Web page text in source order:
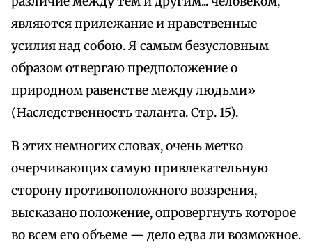
являются прилежание и нравственные
усилия над собою. Я самым безусловным
образом отвергаю предположение о
природном равенстве между людьми»
(Наследственность таланта. Стр. 15).
В этих немногих словах, очень метко
очерчивающих самую привлекательную
сторону противоположного воззрения,
высказано положение, опровергнуть которое
во всем его объеме — дело едва ли возможное.